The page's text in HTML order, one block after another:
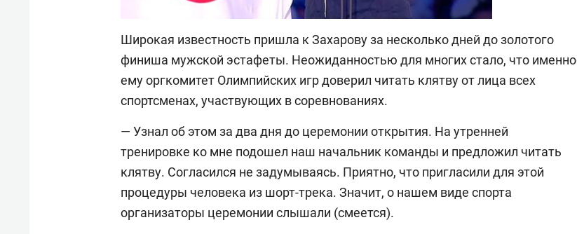
Широкая известность пришла к Захарову за несколько дней до золотого
финиша мужской эстафеты. Неожиданностью для многих стало, что именно
ему оргкомитет Олимпийских игр доверил читать клятву от лица всех
спортсменах, участвующих в соревнованиях.
— Узнал об этом за два дня до церемонии открытия. На утренней
тренировке ко мне подошел наш начальник команды и предложил читать
клятву. Согласился не задумываясь. Приятно, что пригласили для этой
процедуры человека из шорт-трека. Значит, о нашем виде спорта
организаторы церемонии слышали (смеется).